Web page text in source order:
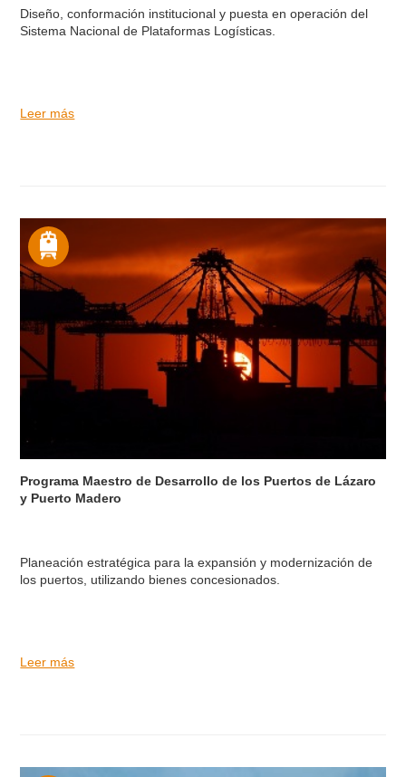
Diseño, conformación institucional y puesta en operación del
Sistema Nacional de Plataformas Logísticas.
Leer más
Programa Maestro de Desarrollo de los Puertos de Lázaro
y Puerto Madero
Planeación estratégica para la expansión y modernización de
los puertos, utilizando bienes concesionados.
Leer más